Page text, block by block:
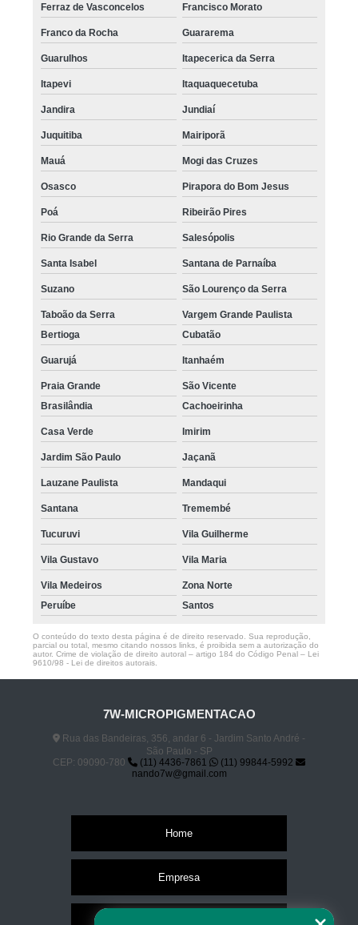
Ferraz de Vasconcelos Francisco Morato
Franco da Rocha Guararema
Guarulhos Itapecerica da Serra
Itapevi Itaquaquecetuba
Jandira Jundiaí
Juquitiba Mairiporã
Mauá Mogi das Cruzes
Osasco Pirapora do Bom Jesus
Poá Ribeirão Pires
Rio Grande da Serra Salesópolis
Santa Isabel Santana de Parnaíba
Suzano São Lourenço da Serra
Taboão da Serra
Vargem Grande Paulista
Bertioga
Cubatão
Guarujá Itanhaém
Praia Grande
São Vicente
Brasilândia
Cachoeirinha
Casa Verde Imirim
Jardim São Paulo Jaçanã
Lauzane Paulista Mandaqui
Santana Tremembé
Tucuruvi Vila Guilherme
Vila Gustavo Vila Maria
Vila Medeiros
Zona Norte
Peruíbe
Santos
O conteúdo do texto desta página é de direito reservado. Sua reprodução,
parcial ou total, mesmo citando nossos links, é proibida sem a autorização do
autor. Crime de violação de direito autoral – artigo 184 do Código Penal – Lei
9610/98 - Lei de direitos autorais
7W-MICROPIGMENTACAO
Rua das Bandeiras, 356, andar 6 - Jardim Santo André -
São Paulo - SP
CEP: 09090-780
(11) 4436-7861
(11) 99844-5992
nando7w@gmail.com
Home
Empresa